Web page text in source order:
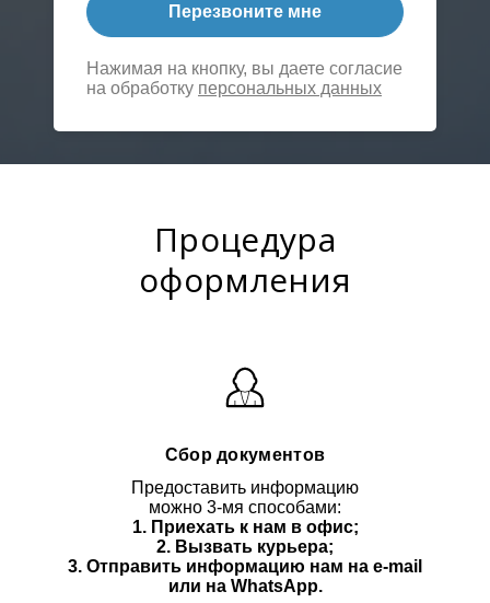
Перезвоните мне
Нажимая на кнопку, вы даете согласие
на обработку персональных данных
Процедура
оформления
Сбор документов
Предоставить информацию
можно 3-мя способами:
1. Приехать к нам в офис;
2. Вызвать курьера;
3. Отправить информацию нам на e-mail
или на WhatsApp.